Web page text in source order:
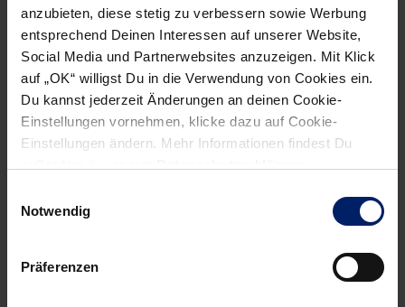
anzubieten, diese stetig zu verbessern sowie Werbung
entsprechend Deinen Interessen auf unserer Website,
Social Media und Partnerwebsites anzuzeigen. Mit Klick
auf „OK“ willigst Du in die Verwendung von Cookies ein.
Du kannst jederzeit Änderungen an deinen Cookie-
Einstellungen vornehmen, klicke dazu auf Cookie-
Einstellungen ändern. Mehr Informationen findest Du
Notwendig
Präferenzen
NEWSLETTER